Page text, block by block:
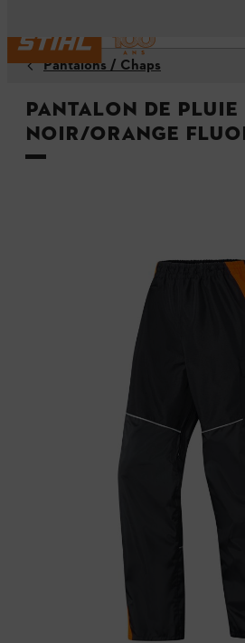
Pantalons / Chaps
Pantalon de pluie
noir/orange